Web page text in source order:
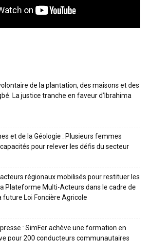
de la plantation, des maisons et des
La justice tranche en faveur d’Ibrahima
et de la Géologie : Plusieurs femmes
pour relever les défis du secteur
acteurs régionaux mobilisés pour restituer les
Plateforme Multi-Acteurs dans le cadre de
future Loi Foncière Agricole
: SimFer achève une formation en
pour 200 conducteurs communautaires